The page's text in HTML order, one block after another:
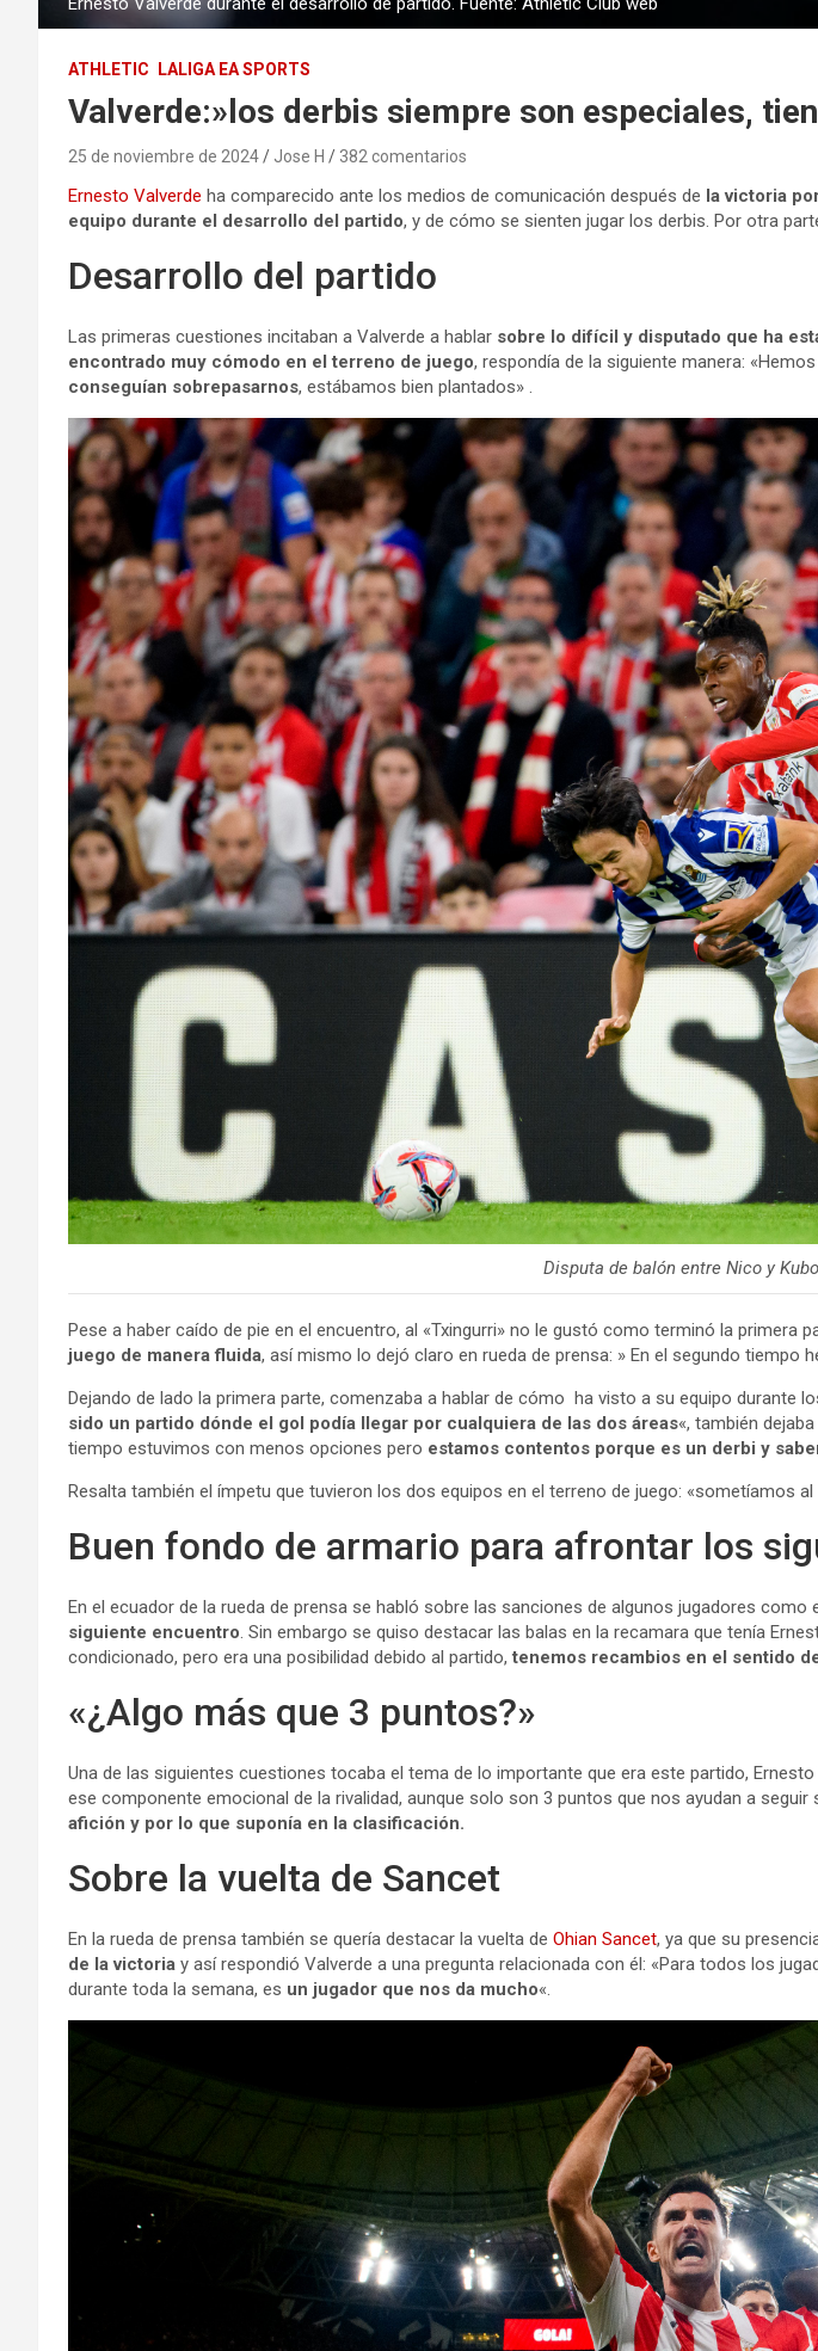
ATHLETIC LALIGA EA SPORTS
Valverde:»los derbis siempre son especiales,
25 de noviembre de 2024 Jose H 382 comentarios
Ernesto Valverde ha comparecido ante los medios de comunicación después de la victoria
equipo durante el desarrollo del partido, y de cómo se sienten jugar los derbis. Por otra
Desarrollo del partido
Las primeras cuestiones incitaban a Valverde a hablar sobre lo difícil y disputado que ha
encontrado muy cómodo en el terreno de juego, respondía de la siguiente manera:
conseguían sobrepasarnos, estábamos bien plantados» .
Disputa de balón entre Nico y
Pese a haber caído de pie en el encuentro, al «Txingurri» no le gustó como terminó la primera
juego de manera fluida, así mismo lo dejó claro en rueda de prensa: » En el segundo tiempo
Dejando de lado la primera parte, comenzaba a hablar de cómo ha visto a su equipo durante
sido un partido dónde el gol podía llegar por cualquiera de las dos áreas«, también
tiempo estuvimos con menos opciones pero estamos contentos porque es un derbi y
Resalta también el ímpetu que tuvieron los dos equipos en el terreno de juego: «sometíamos
Buen fondo de armario para afrontar los
En el ecuador de la rueda de prensa se habló sobre las sanciones de algunos jugadores
siguiente encuentro. Sin embargo se quiso destacar las balas en la recamara que tenía
condicionado, pero era una posibilidad debido al partido, tenemos recambios en el sentido
«¿Algo más que 3 puntos?»
Una de las siguientes cuestiones tocaba el tema de lo importante que era este partido,
ese componente emocional de la rivalidad, aunque solo son 3 puntos que nos ayudan a seguir
afición y por lo que suponía en la clasificación.
Sobre la vuelta de Sancet
En la rueda de prensa también se quería destacar la vuelta de Ohian Sancet, ya que su
de la victoria y así respondió Valverde a una pregunta relacionada con él: «Para todos los
durante toda la semana, es un jugador que nos da mucho«.